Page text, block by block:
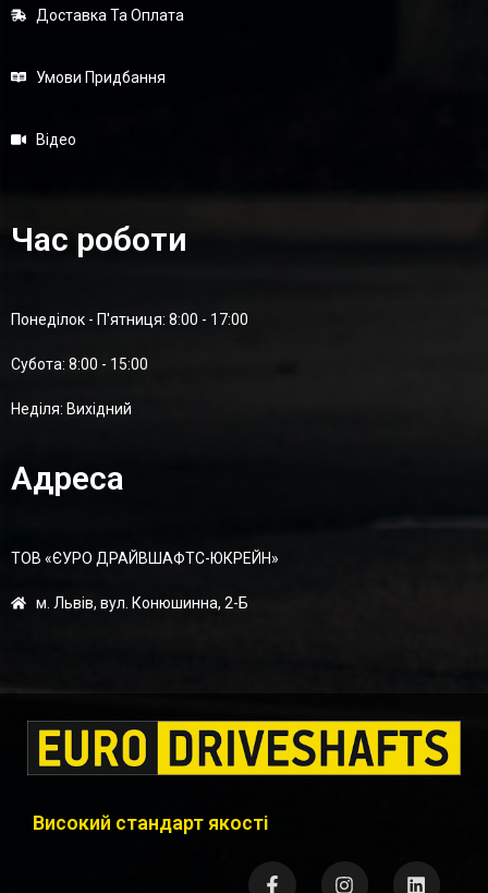
Доставка Та Оплата
Умови Придбання
Відео
Час роботи
Понеділок - П'ятниця: 8:00 - 17:00
Суботa: 8:00 - 15:00
Неділя: Вихідний
Адреса
ТОВ «ЄУРО ДРАЙВШАФТC-ЮКРЕЙН»
м. Львів, вул. Конюшинна, 2-Б
Високий стандарт якості